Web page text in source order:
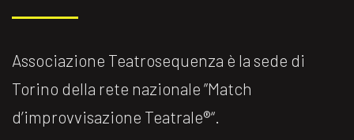
Associazione Teatrosequenza è la sede di
Torino della rete nazionale ”Match
d’improvvisazione Teatrale®️“.